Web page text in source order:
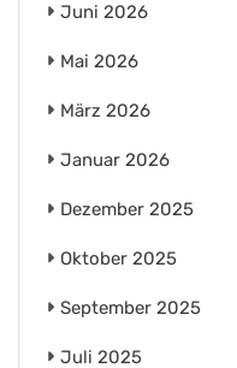
Juni 2026
Mai 2026
März 2026
Januar 2026
Dezember 2025
Oktober 2025
September 2025
Juli 2025